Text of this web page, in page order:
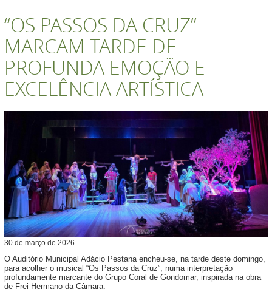
“OS PASSOS DA CRUZ”
MARCAM TARDE DE
PROFUNDA EMOÇÃO E
EXCELÊNCIA ARTÍSTICA
30 de março de 2026
O Auditório Municipal Adácio Pestana encheu-se, na tarde deste domingo,
para acolher o musical “Os Passos da Cruz”, numa interpretação
profundamente marcante do Grupo Coral de Gondomar, inspirada na obra
de Frei Hermano da Câmara.